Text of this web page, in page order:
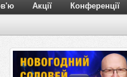
Акції Конференції